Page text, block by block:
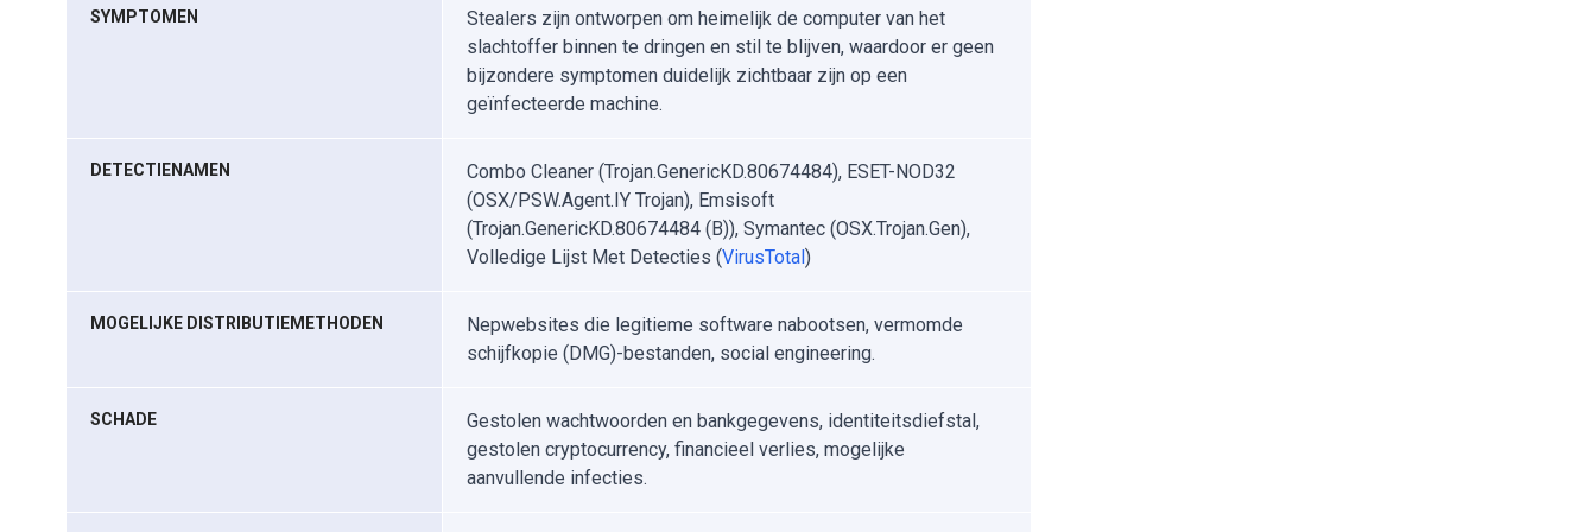
SYMPTOMEN
Stealers zijn ontworpen om heimelijk de computer van het
slachtoffer binnen te dringen en stil te blijven, waardoor er geen
bijzondere symptomen duidelijk zichtbaar zijn op een
geïnfecteerde machine.
DETECTIENAMEN
Combo Cleaner (Trojan.GenericKD.80674484), ESET-NOD32
(OSX/PSW.Agent.IY Trojan), Emsisoft
(Trojan.GenericKD.80674484 (B)), Symantec (OSX.Trojan.Gen),
Volledige Lijst Met Detecties (VirusTotal)
MOGELIJKE DISTRIBUTIEMETHODEN
Nepwebsites die legitieme software nabootsen, vermomde
schijfkopie (DMG)-bestanden, social engineering.
SCHADE
Gestolen wachtwoorden en bankgegevens, identiteitsdiefstal,
gestolen cryptocurrency, financieel verlies, mogelijke
aanvullende infecties.